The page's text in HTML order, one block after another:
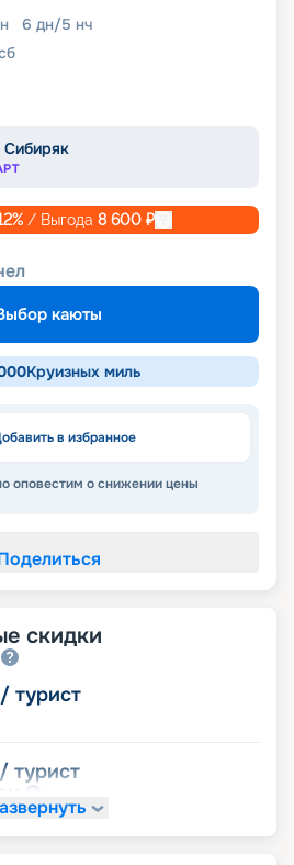
6 дн/5 нч
% / Выгода 8 600 ₽
каюты
Круизных миль
в избранное
оповестим о снижении цены
скидки
/ турист
/ турист
кратный 5-ти